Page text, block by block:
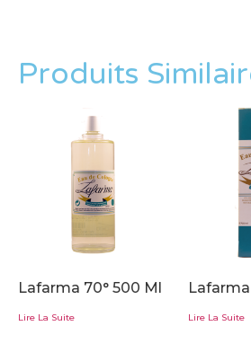
Produits
Lafarma 70° 500 Ml
Lire La Suite
Lafarma
Lire La Suite